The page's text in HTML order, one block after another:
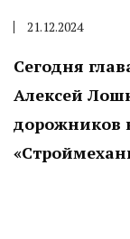
21.12.2024
Сегодня
Алексей
дорожников